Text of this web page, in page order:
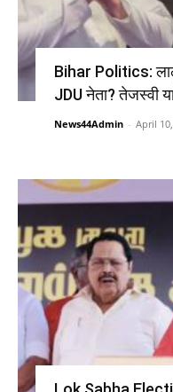
Bihar Politics:
JDU नेता? तेजस्वी
News44Admin - April